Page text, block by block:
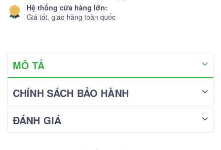
Hệ thống cửa hàng lớn:
Giá tốt, giao hàng toàn quốc
MÔ TẢ
CHÍNH SÁCH BẢO HÀNH
ĐÁNH GIÁ